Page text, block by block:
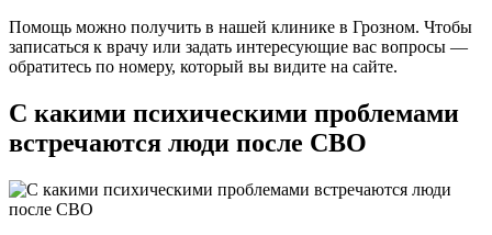
Помощь можно получить в нашей клинике в Грозном. Чтобы
записаться к врачу или задать интересующие вас вопросы —
обратитесь по номеру, который вы видите на сайте.
С какими психическими проблемами
встречаются люди после СВО